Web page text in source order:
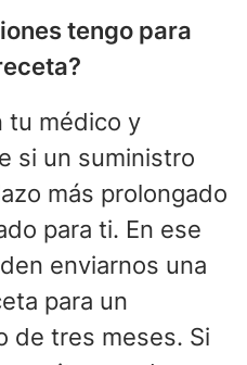
tengo para
tu médico y
si un suministro
más prolongado
para ti. En ese
enviarnos una
para un
de tres meses. Si